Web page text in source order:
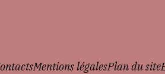
Mentions légalesPlan du site